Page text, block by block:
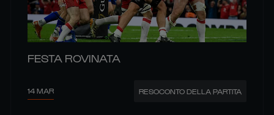
FESTA ROVINATA
14 MAR RESOCONTO DELLA PARTITA